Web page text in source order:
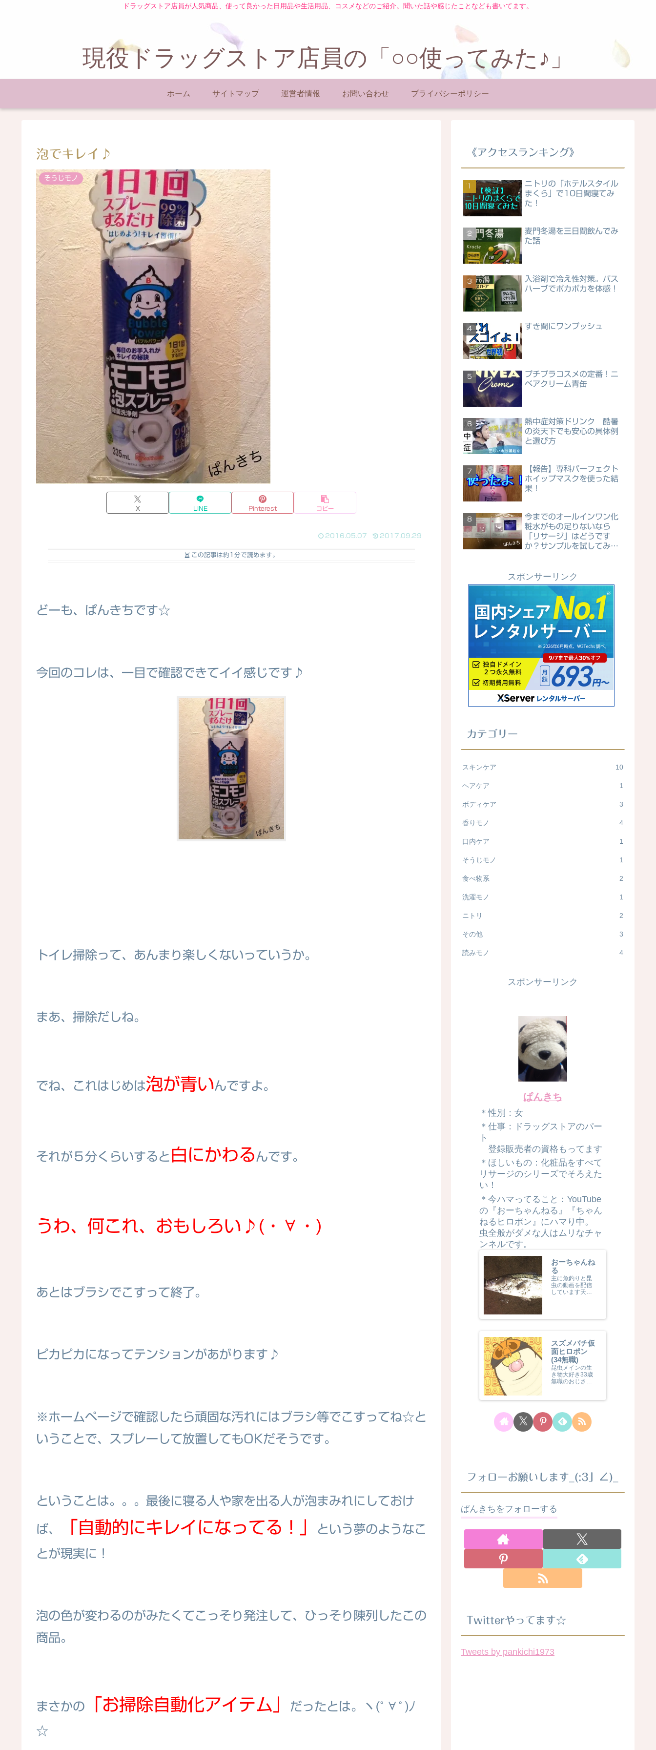
ドラッグストア店員が人気商品、使って良かった日用品や生活用品、コスメなどのご紹介。聞いた話や感じたことなども書いてます。
現役ドラッグストア店員の「○○使ってみた♪」
ホーム サイトマップ 運営者情報 お問い合わせ プライバシーポリシー
泡でキレイ♪
そうじモノ
X LINE Pinterest コピー
2016.05.07 2017.09.29
この記事は約1分で読めます。
どーも、ぱんきちです☆
今回のコレは、一目で確認できてイイ感じです♪
トイレ掃除って、あんまり楽しくないっていうか。
まあ、掃除だしね。
でね、これはじめは泡が青いんですよ。
それが５分くらいすると 白にかわる んです。
うわ、何これ、おもしろい♪(・∀・)
あとはブラシでこすって終了。
ピカピカになってテンションがあがります♪
※ホームページで確認したら頑固な汚れにはブラシ等でこすってね☆と
いうことで、スプレーして放置してもOKだそうです。
ということは。。。最後に寝る人や家を出る人が泡まみれにしておけ
ば、 「自動的にキレイになってる！」
という夢のようなこ
とが現実に！
泡の色が変わるのがみたくてこっそり発注して、ひっそり陳列したこの
商品。
まさかの 「お掃除自動化アイテム」
だったとは。ヽ(ﾟ∀ﾟ)ﾉ
☆
《アクセスランキング》
ニトリの「ホテルスタイル
まくら」で10日間寝てみ
た！
麦門冬湯を三日間飲んでみ
た話
入浴剤で冷え性対策。バス
ハーブでポカポカを体感！
すき間にワンプッシュ
プチプラコスメの定番！ニ
ベアクリーム青缶
熱中症対策ドリンク 酷暑
の炎天下でも安心の具体例
と選び方
【報告】専科パーフェクト
ホイップマスクを使った結
果！
今までのオールインワン化
粧水がもの足りないなら
「リサージ」はどうです
か？サンプルを試してみた
スポンサーリンク
カテゴリー
スキンケア 10
ヘアケア 1
ボディケア 3
香りモノ 4
口内ケア 1
そうじモノ 1
食べ物系 2
洗濯モノ 1
ニトリ 2
その他 3
読みモノ 4
スポンサーリンク
ぱんきち
＊性別：女
＊仕事：ドラッグストアのパー
ト
登録販売者の資格もってます
＊ほしいもの：化粧品をすべて
リサージのシリーズでそろえた
い！
＊今ハマってること：YouTube
の『おーちゃんねる』『ちゃん
ねるヒロポン』にハマり中。
虫全般がダメな人はムリなチャ
ンネルです。
おーちゃんね
る
主に魚釣りと昆
虫の動画を配信
しています天才
「おーちゃん」
たり釣らなかっ
たり、幻の珍虫
を見つけたり見
つけなかったり
しますおーちゃ
んは映画監督で
もあり、自作映
スズメバチ仮
面ヒロポン
(34無職)
昆虫メインの生
き物大好き33歳
無職のおじさん
観察したりして
る方は是非登録
して見てみて
ね！2025/5/30追
て回復...
フォローお願いします_(:3」∠)_
ぱんきちをフォローする
Twitterやってます☆
Tweets by pankichi1973